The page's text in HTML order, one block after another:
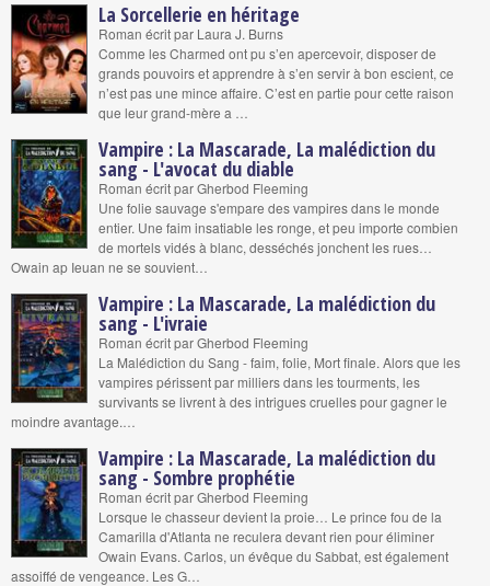
La Sorcellerie en héritage
Roman écrit par Laura J. Burns
Comme les Charmed ont pu s’en apercevoir, disposer de
grands pouvoirs et apprendre à s’en servir à bon escient, ce
n’est pas une mince affaire. C’est en partie pour cette raison
que leur grand-mère a …
Vampire : La Mascarade, La malédiction du
sang - L'avocat du diable
Roman écrit par Gherbod Fleeming
Une folie sauvage s'empare des vampires dans le monde
entier. Une faim insatiable les ronge, et peu importe combien
de mortels vidés à blanc, desséchés jonchent les rues…
Owain ap Ieuan ne se souvient…
Vampire : La Mascarade, La malédiction du
sang - L'ivraie
Roman écrit par Gherbod Fleeming
La Malédiction du Sang - faim, folie, Mort finale. Alors que les
vampires périssent par milliers dans les tourments, les
survivants se livrent à des intrigues cruelles pour gagner le
moindre avantage.…
Vampire : La Mascarade, La malédiction du
sang - Sombre prophétie
Roman écrit par Gherbod Fleeming
Lorsque le chasseur devient la proie… Le prince fou de la
Camarilla d'Atlanta ne reculera devant rien pour éliminer
Owain Evans. Carlos, un évêque du Sabbat, est également
assoiffé de vengeance. Les G…